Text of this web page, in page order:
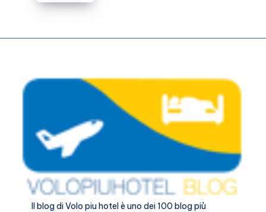
ad
orari
Il blog diVolo piu hotelè uno dei 100 blog più